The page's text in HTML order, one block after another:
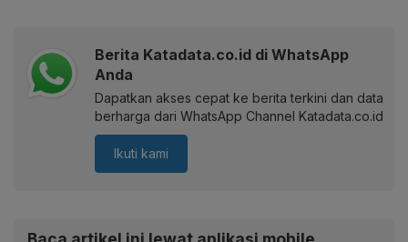
Berita Katadata.co.id di WhatsApp
Anda
Dapatkan akses cepat ke berita terkini dan data
berharga dari WhatsApp Channel Katadata.co.id
Ikuti kami